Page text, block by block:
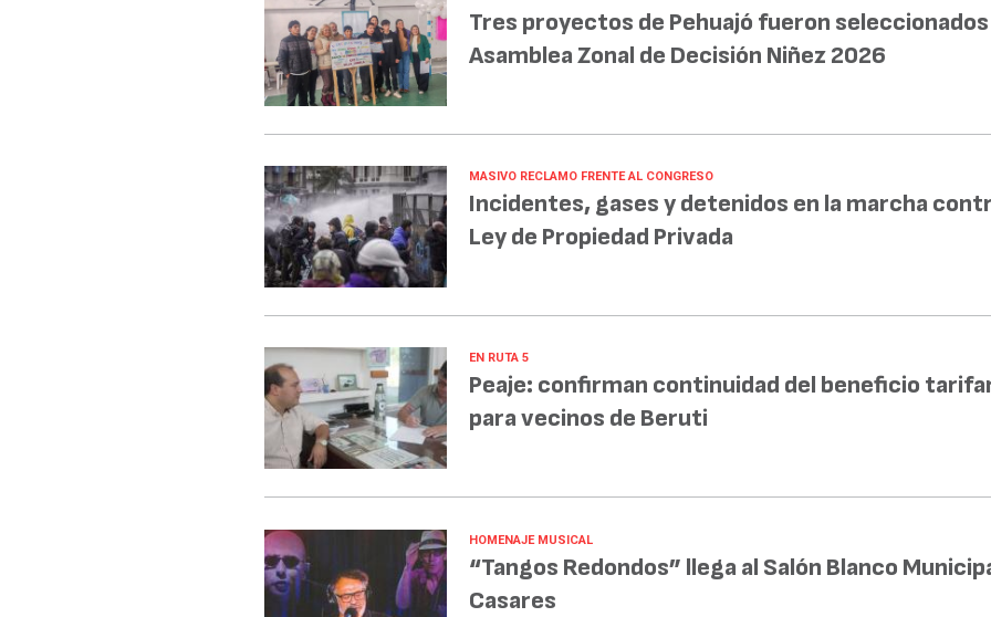
Tres proyectos de Pehuajó fueron seleccionados
Asamblea Zonal de Decisión Niñez 2026
MASIVO RECLAMO FRENTE AL CONGRESO
Incidentes, gases y detenidos en la marcha
Ley de Propiedad Privada
EN RUTA 5
Peaje: confirman continuidad del beneficio
para vecinos de Beruti
HOMENAJE MUSICAL
“Tangos Redondos” llega al Salón Blanco
Casares